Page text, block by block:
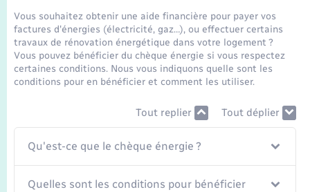
Seniors
Transports
Voirie et espace public
Vous souhaitez obtenir une aide financière pour payer vos
factures d'énergies (électricité, gaz…), ou effectuer certains
travaux de rénovation énergétique dans votre logement ?
Vous pouvez bénéficier du chèque énergie si vous respectez
certaines conditions. Nous vous indiquons quelle sont les
conditions pour en bénéficier et comment les utiliser.
Tout replier Tout déplier
Qu'est-ce que le chèque énergie ?
Quelles sont les conditions pour bénéficier